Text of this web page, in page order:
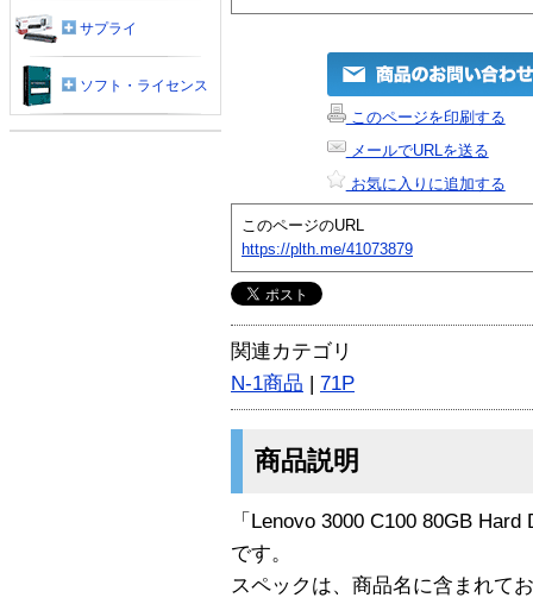
このページを印刷する
メールでURLを送る
お気に入りに追加する
このページのURL
https://plth.me/41073879
関連カテゴリ
N-1商品 | 71P
商品説明
「Lenovo 3000 C100 80GB
です。
スペックは、商品名に含まれて
サプライ
ソフト・ライセンス